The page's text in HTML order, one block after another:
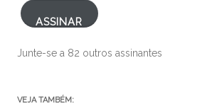
ASSINAR
Junte-se a 82 outros assinantes
VEJA TAMBÉM: